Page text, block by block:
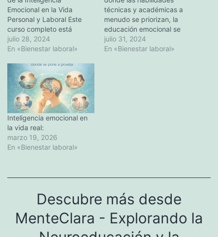
Emocional en la Vida
Personal y Laboral Este
curso completo está
diseñado para
proporcionarte
conocimientos profundos
que podrás aplicar en tu
vida diaria. Aprenderás a
manejar el estrés, mejorar
tus relaciones y potenciar
tu rendimiento en el
trabajo. Contenidos del
Curso:…
julio 28, 2024
En «Bienestar laboral»
técnicas y académicas a
menudo se priorizan, la
educación emocional se
pasa por alto. Sin
embargo, no invertir en
julio 31, 2024
En «Bienestar laboral»
Inteligencia emocional en
la vida real:
marzo 19, 2026
En «Bienestar laboral»
Descubre más desde
MenteClara - Explorando la